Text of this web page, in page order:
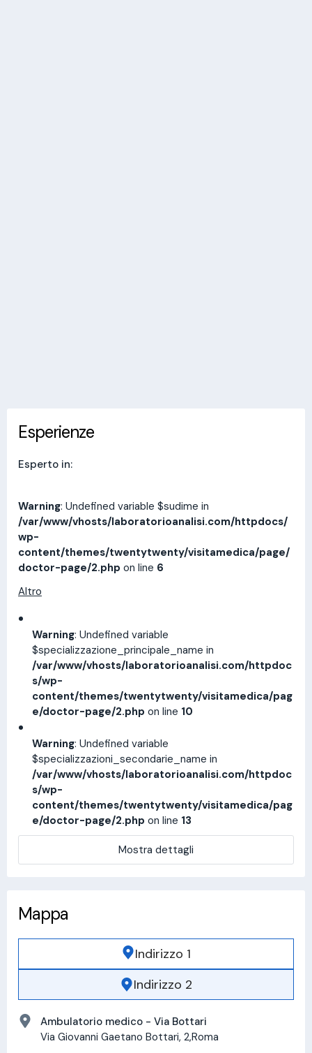
Esperienze
Esperto in:
Warning: Undefined variable $sudime in
/var/www/vhosts/laboratorioanalisi.com/httpdocs/
wp-
content/themes/twentytwenty/visitamedica/page/
doctor-page/2.php on line 6
Altro
Warning: Undefined variable
$specializzazione_principale_name in
/var/www/vhosts/laboratorioanalisi.com/httpdoc
s/wp-
content/themes/twentytwenty/visitamedica/pag
e/doctor-page/2.php on line 10
Warning: Undefined variable
$specializzazioni_secondarie_name in
/var/www/vhosts/laboratorioanalisi.com/httpdoc
s/wp-
content/themes/twentytwenty/visitamedica/pag
e/doctor-page/2.php on line 13
Mostra dettagli
Mappa
Indirizzo 1
Indirizzo 2
Ambulatorio medico - Via Bottari
Via Giovanni Gaetano Bottari, 2,Roma